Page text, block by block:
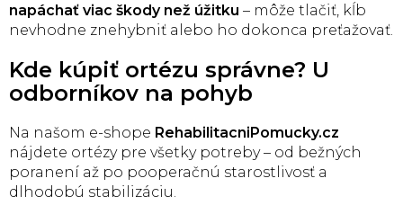
napáchať viac škody než úžitku – môže tlačiť, kĺb
nevhodne znehybniť alebo ho dokonca preťažovať.
Kde kúpiť ortézu správne? U
odborníkov na pohyb
Na našom e-shope RehabilitacniPomucky.cz
nájdete ortézy pre všetky potreby – od bežných
poranení až po pooperačnú starostlivosť a
dlhodobú stabilizáciu.